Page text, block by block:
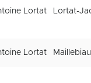
Lortat Lortat-
Lortat Maillebiau